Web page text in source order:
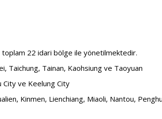
22 idari bölge ile yönetilmektedir.
Taichung, Tainan, Kaohsiung ve Taoyuan
City ve Keelung City
Kinmen, Lienchiang, Miaoli, Nantou,